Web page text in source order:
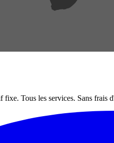
Tous les services. Sans frais